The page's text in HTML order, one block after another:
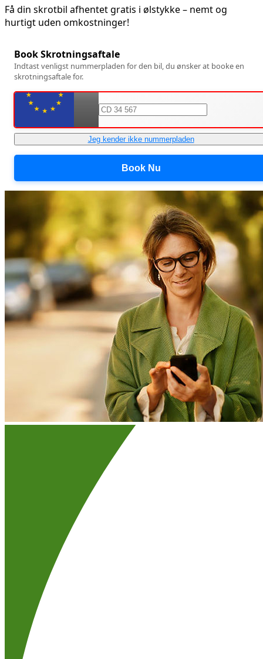
Få din skrotbil afhentet gratis i ølstykke– nemt og
hurtigt uden omkostninger!
Book Skrotningsaftale
Indtast venligst nummerpladen for den bil, du ønsker at booke en
skrotningsaftale for.
Jeg kender ikke nummerpladen
Book Nu